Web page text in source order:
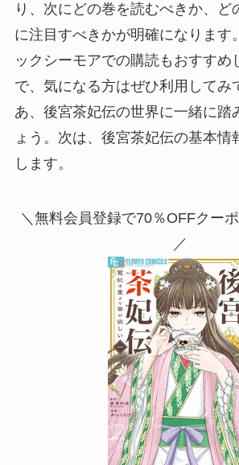
り、次にどの巻を読むべきか、ど
に注目すべきかが明確になります
ックシーモアでの購読もおすすめ
で、気になる方はぜひ利用してみ
あ、後宮茶妃伝の世界に一緒に踏
ょう。次は、後宮茶妃伝の基本情
します。
＼無料会員登録で70％OFFクー
／